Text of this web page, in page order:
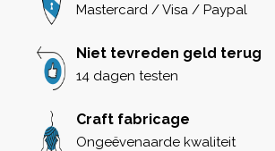
Mastercard / Visa / Paypal
Niet tevreden geld terug
14 dagen testen
Craft fabricage
Ongeëvenaarde kwaliteit